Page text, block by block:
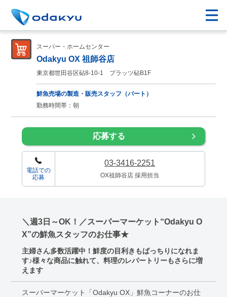
スーパー・ホームセンター
Odakyu OX 祖師谷店
東京都世田谷区砧8-10-1 プラッツ砧B1F
鮮魚売場の製造・販売スタッフ（パート）
勤務時間帯：朝
応募する
電話での
応募
03-3416-2251
OX祖師谷店 採用担当
＼週3日～OK！／スーパーマーケット“Odakyu O
X”の鮮魚スタッフのお仕事★
主婦さん多数活躍中！鮮度の目利きもばっちりになれま
す♪様々な商品に触れて、料理のレパートリーもさらに増
えます
スーパーマーケット「Odakyu OX」鮮魚コーナーのお仕